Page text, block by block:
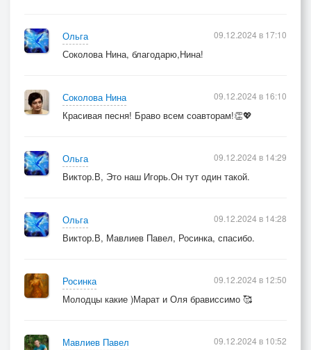
Ольга
Соколова Нина, благодарю,Нина!
09.12.2024 в 17:10
Соколова Нина
Красивая песня! Браво всем соавторам!👏💖
09.12.2024 в 16:10
Ольга
Виктор.В, Это наш Игорь.Он тут один такой.
09.12.2024 в 14:29
Ольга
Виктор.В, Мавлиев Павел, Росинка, спасибо.
09.12.2024 в 14:28
Росинка
Молодцы какие )Марат и Оля брависсимо 🥰
09.12.2024 в 12:50
Мавлиев Павел
09.12.2024 в 10:52